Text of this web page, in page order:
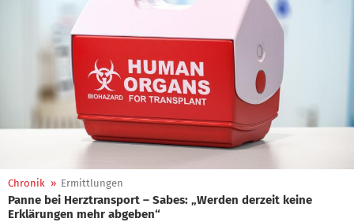
Chronik » Ermittlungen
Panne bei Herztransport – Sabes: „Werden derzeit keine
Erklärungen mehr abgeben“